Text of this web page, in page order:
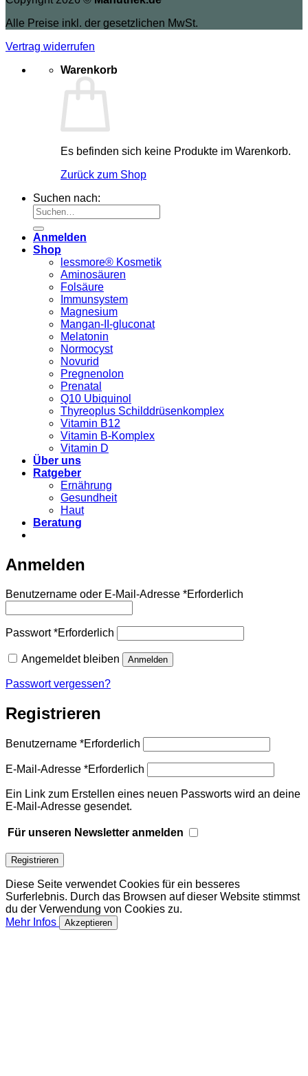
Alle Preise inkl. der gesetzlichen MwSt.
Vertrag widerrufen
Warenkorb
Es befinden sich keine Produkte im Warenkorb.
Zurück zum Shop
Suchen nach:
Anmelden
Shop
lessmore® Kosmetik
Aminosäuren
Folsäure
Immunsystem
Magnesium
Mangan-II-gluconat
Melatonin
Normocyst
Novurid
Pregnenolon
Prenatal
Q10 Ubiquinol
Thyreoplus Schilddrüsenkomplex
Vitamin B12
Vitamin B-Komplex
Vitamin D
Über uns
Ratgeber
Ernährung
Gesundheit
Haut
Beratung
Anmelden
Benutzername oder E-Mail-Adresse *Erforderlich
Passwort*Erforderlich
Angemeldet bleiben Anmelden
Passwort vergessen?
Registrieren
Benutzername *Erforderlich
E-Mail-Adresse *Erforderlich
Ein Link zum Erstellen eines neuen Passworts wird an deine
E-Mail-Adresse gesendet.
Für unseren Newsletter anmelden
Registrieren
Diese Seite verwendet Cookies für ein besseres
Surferlebnis. Durch das Browsen auf dieser Website stimmst
du der Verwendung von Cookies zu.
Mehr Infos
Akzeptieren